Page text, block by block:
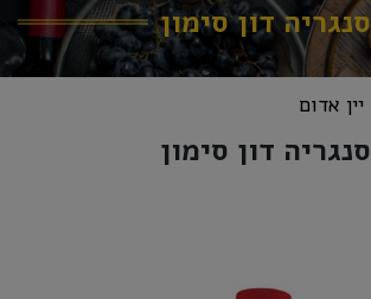
סנגריה דון סימון
יין אדום
סנגריה דון סימון